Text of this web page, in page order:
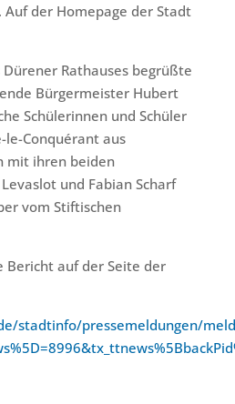
Auf der Homepage der Stadt
Dürener Rathauses begrüßte
Bürgermeister Hubert
Schülerinnen und Schüler
le-Conquérant aus
mit ihren beiden
und Fabian Scharf
vom Stiftischen
Bericht auf der Seite der
stadtinfo/pressemeldungen/